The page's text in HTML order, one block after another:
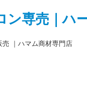
｜ハマム商材専門店